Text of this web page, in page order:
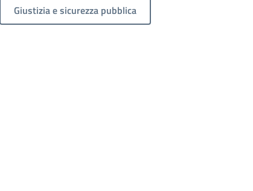
Giustizia e sicurezza pubblica